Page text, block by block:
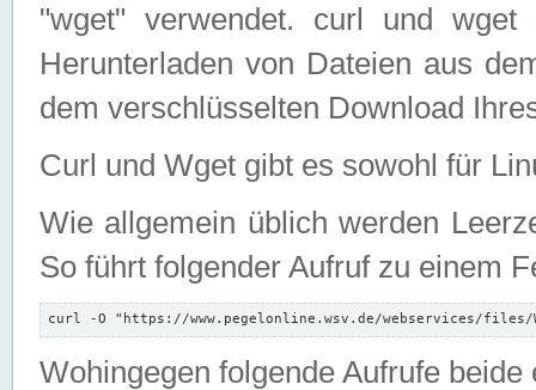
"wget" verwendet. curl und wget
Herunterladen von Dateien aus
dem verschlüsselten Download
Curl und Wget gibt es sowohl für
Wie allgemein üblich werden
So führt folgender Aufruf zu einem
curl -O "https://www.pegelonline.wsv.de/webservices/files/
Wohingegen folgende Aufrufe beide